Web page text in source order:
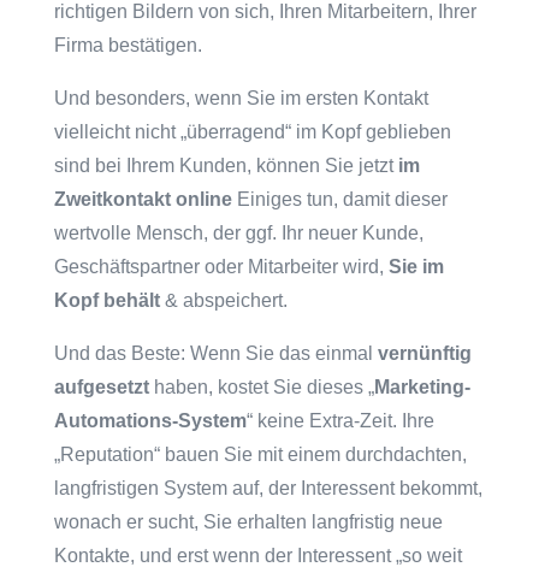
richtigen Bildern von sich, Ihren Mitarbeitern, Ihrer
Firma bestätigen.
Und besonders, wenn Sie im ersten Kontakt
vielleicht nicht „überragend“ im Kopf geblieben
sind bei Ihrem Kunden, können Sie jetzt im
Zweitkontakt onlineEiniges tun, damit dieser
wertvolle Mensch, der ggf. Ihr neuer Kunde,
Geschäftspartner oder Mitarbeiter wird, Sie im
Kopf behält& abspeichert.
Und das Beste: Wenn Sie das einmal vernünftig
aufgesetzthaben, kostet Sie dieses „Marketing-
Automations-System“ keine Extra-Zeit. Ihre
„Reputation“ bauen Sie mit einem durchdachten,
langfristigen System auf, der Interessent bekommt,
wonach er sucht, Sie erhalten langfristig neue
Kontakte, und erst wenn der Interessent „so weit